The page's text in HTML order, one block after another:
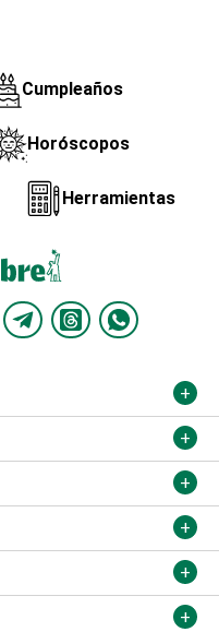
Cumpleaños
Horóscopos
Herramientas